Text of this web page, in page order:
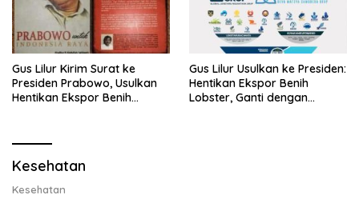
Gus Lilur Kirim Surat ke
Presiden Prabowo, Usulkan
Hentikan Ekspor Benih
Gus Lilur Usulkan ke Presiden:
Hentikan Ekspor Benih
Lobster, Ganti dengan
Kesehatan
Kesehatan